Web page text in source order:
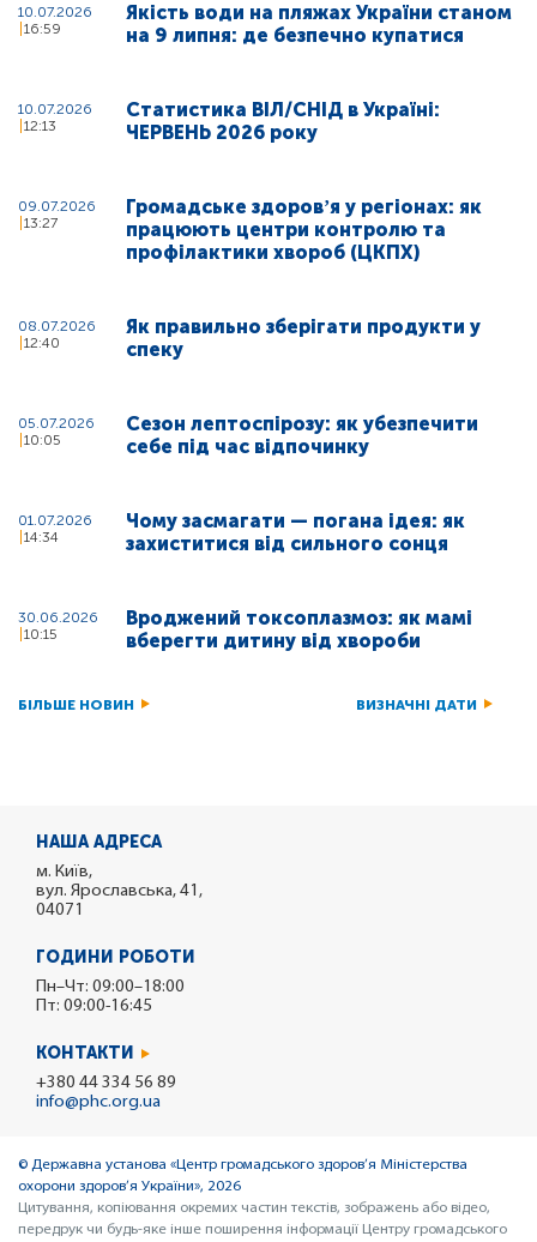
10.07.2026
16:59
Якість води на пляжах України станом
на 9 липня: де безпечно купатися
10.07.2026
12:13
Статистика ВІЛ/СНІД в Україні:
ЧЕРВЕНЬ 2026 року
09.07.2026
13:27
Громадське здоровʼя у регіонах: як
працюють центри контролю та
профілактики хвороб (ЦКПХ)
08.07.2026
12:40
Як правильно зберігати продукти у
спеку
05.07.2026
10:05
Сезон лептоспірозу: як убезпечити
себе під час відпочинку
01.07.2026
14:34
Чому засмагати — погана ідея: як
захиститися від сильного сонця
30.06.2026
10:15
Вроджений токсоплазмоз: як мамі
вберегти дитину від хвороби
БІЛЬШЕ НОВИН ВИЗНАЧНІ ДАТИ
НАША АДРЕСА
м. Київ,
вул. Ярославська, 41,
04071
ГОДИНИ РОБОТИ
Пн–Чт: 09:00–18:00
Пт: 09:00-16:45
КОНТАКТИ
+380 44 334 56 89
info@phc.org.ua
© Державна установа «Центр громадського здоров’я Міністерства
охорони здоров’я України», 2026
Цитування, копіювання окремих частин текстів, зображень або відео,
передрук чи будь-яке інше поширення інформації Центру громадського